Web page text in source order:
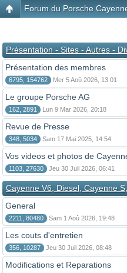
Forum du Porsche
Présentation - Sites - Autres -
Présentation des membres
6795, 154762 Mer 5 Aoû 2026, 13:01
Le groupe Porsche AG
162, 2891 Lun 9 Mar 2026, 20:18
Revue de Presse
348, 5034 Sam 17 Mai 2025, 14:54
Vos videos et photos de
1103, 27630 Jeu 30 Juil 2026, 06:41
Cayenne V6, Diesel, Cayenne
General
2211, 80480 Sam 1 Aoû 2026, 19:48
Les couts d'entretien
356, 10287 Jeu 30 Juil 2026, 08:48
Modifications et Reparations